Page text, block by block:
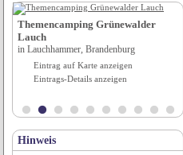
Themencamping Grünewalder
Lauch
in Lauchhammer, Brandenburg
Eintrag auf Karte anzeigen
Eintrags-Details anzeigen
Hinweis